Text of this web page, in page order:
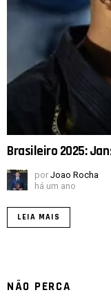
Brasileiro 2025:
por Joao Rocha
há um ano
LEIA MAIS
NÃO PERCA